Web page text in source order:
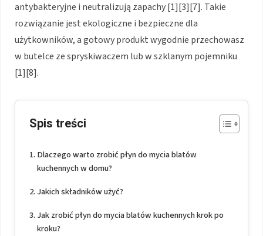
antybakteryjne i neutralizują zapachy [1][3][7]. Takie
rozwiązanie jest ekologiczne i bezpieczne dla
użytkowników, a gotowy produkt wygodnie przechowasz
w butelce ze spryskiwaczem lub w szklanym pojemniku
[1][8].
Spis treści
Dlaczego warto zrobić płyn do mycia blatów
kuchennych w domu?
Jakich składników użyć?
Jak zrobić płyn do mycia blatów kuchennych krok po
kroku?